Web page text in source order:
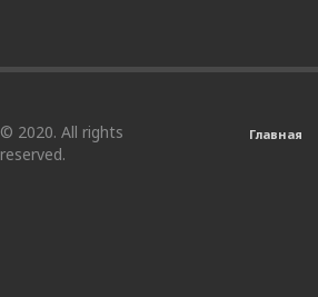
© 2020. All rights
reserved.
Главная